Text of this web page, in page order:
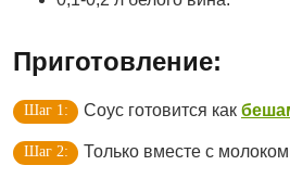
Приготовление:
Соус готовится как
Только вместе с